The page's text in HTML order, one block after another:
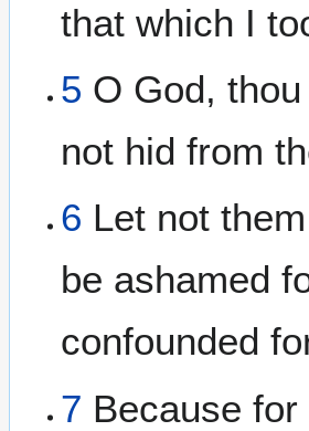
that which I
5 O God,
not hid from
6 Let not
be ashamed
confounded
7 Because